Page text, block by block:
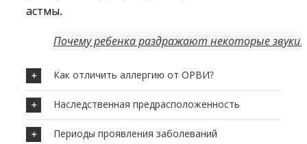
астмы.
Почему ребенка раздражают некоторые звуки?
Как отличить аллергию от ОРВИ?
Наследственная предрасположенность
Периоды проявления заболеваний